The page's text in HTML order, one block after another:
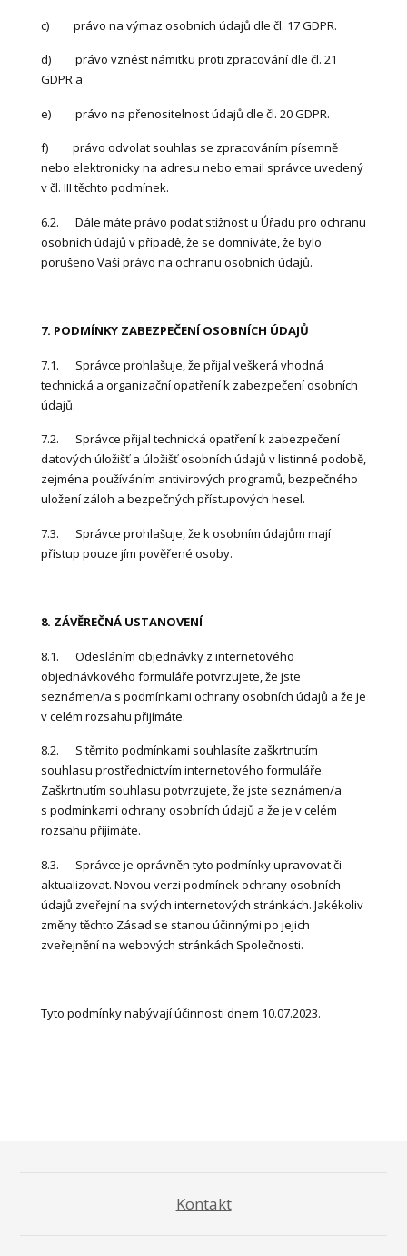
c) právo na výmaz osobních údajů dle čl. 17 GDPR.
d) právo vznést námitku proti zpracování dle čl. 21
GDPR a
e) právo na přenositelnost údajů dle čl. 20 GDPR.
f) právo odvolat souhlas se zpracováním písemně
nebo elektronicky na adresu nebo email správce uvedený
v čl. III těchto podmínek.
6.2. Dále máte právo podat stížnost u Úřadu pro ochranu
osobních údajů v případě, že se domníváte, že bylo
porušeno Vaší právo na ochranu osobních údajů.
7. PODMÍNKY ZABEZPEČENÍ OSOBNÍCH ÚDAJŮ
7.1. Správce prohlašuje, že přijal veškerá vhodná
technická a organizační opatření k zabezpečení osobních
údajů.
7.2. Správce přijal technická opatření k zabezpečení
datových úložišť a úložišť osobních údajů v listinné podobě,
zejména používáním antivirových programů, bezpečného
uložení záloh a bezpečných přístupových hesel.
7.3. Správce prohlašuje, že k osobním údajům mají
přístup pouze jím pověřené osoby.
8. ZÁVĚREČNÁ USTANOVENÍ
8.1. Odesláním objednávky z internetového
objednávkového formuláře potvrzujete, že jste
seznámen/a s podmínkami ochrany osobních údajů a že je
v celém rozsahu přijímáte.
8.2. S těmito podmínkami souhlasíte zaškrtnutím
souhlasu prostřednictvím internetového formuláře.
Zaškrtnutím souhlasu potvrzujete, že jste seznámen/a
s podmínkami ochrany osobních údajů a že je v celém
rozsahu přijímáte.
8.3. Správce je oprávněn tyto podmínky upravovat či
aktualizovat. Novou verzi podmínek ochrany osobních
údajů zveřejní na svých internetových stránkách. Jakékoliv
změny těchto Zásad se stanou účinnými po jejich
zveřejnění na webových stránkách Společnosti.
Tyto podmínky nabývají účinnosti dnem 10.07.2023.
Kontakt